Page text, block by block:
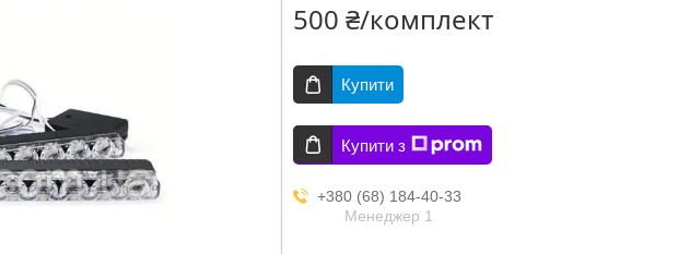
500 ₴/комплект
Купити
Купити з
+380 (68) 184-40-33
Менеджер 1